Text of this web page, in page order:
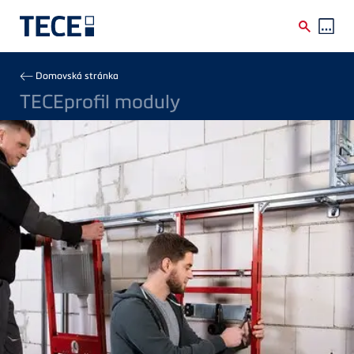
Breadcrumb
Domovská stránka
TECEprofil moduly